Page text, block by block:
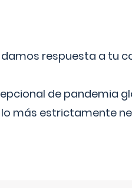
respuesta a tu
de pandemia
más estrictamente